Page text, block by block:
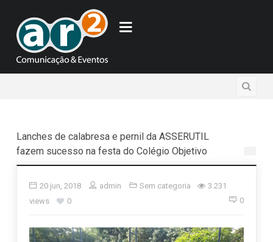
Lanches de calabresa e pernil da ASSERUTIL
fazem sucesso na festa do Colégio Objetivo
20 jun, 2018 admin Sem categoria
3.231
views
0 0